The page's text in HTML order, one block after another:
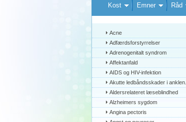
Kost
Emner Råd
Acne
Adfærdsforstyrrelser
Adrenogenitalt syndrom
Affektanfald
AIDS og HIV-infektion
Akutte ledbåndsskader i anklen.
Aldersrelateret læseblindhed
Alzheimers sygdom
Angina pectoris